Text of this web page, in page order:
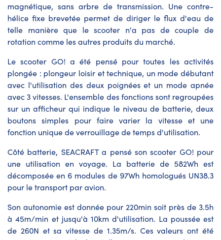
magnétique, sans arbre de transmission. Une contre-
hélice fixe brevetée permet de diriger le flux d'eau de
telle manière que le scooter n'a pas de couple de
rotation comme les autres produits du marché.
Le scooter GO! a été pensé pour toutes les activités
plongée : plongeur loisir et technique, un mode débutant
avec l'utilisation des deux poignées et un mode apnée
avec 3 vitesses. L'ensemble des fonctions sont regroupées
sur un afficheur qui indique le niveau de batterie, deux
boutons simples pour faire varier la vitesse et une
fonction unique de verrouillage de temps d'utilisation.
Côté batterie, SEACRAFT a pensé son scooter GO! pour
une utilisation en voyage. La batterie de 582Wh est
décomposée en 6 modules de 97Wh homologués UN38.3
pour le transport par avion.
Son autonomie est donnée pour 220min soit près de 3.5h
à 45m/min et jusqu'à 10km d'utilisation. La poussée est
de 260N et sa vitesse de 1.35m/s. Ces valeurs ont été